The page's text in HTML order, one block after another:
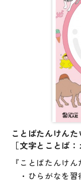
日本語学習関連
視聴覚・補
ビデオ・ＤＶＤ
コンピューター
カセットテープ・
カード・ゲーム・
「くらふとたん
として、筆記具
す教材です。
鉛筆・クレヨン
もち、書くこと
しゴムの使い方
に算数につなが
多彩なアクティ
本教材を通した学
い時間を過ごせ
も取り入れられ
ことばたんけん
［文字とことば：
『ことばたんけん
・ひらがなを習